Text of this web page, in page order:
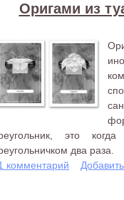
Оригами из
это
два раза.
комментарий